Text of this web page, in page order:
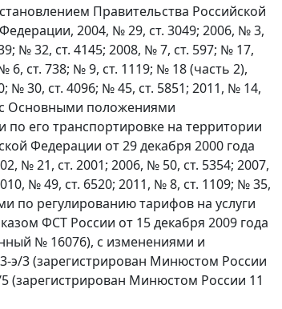
Правительства Российской
2004, № 29, ст. 3049; 2006, № 3,
№ 32, ст. 4145; 2008, № 7, ст. 597; № 17,
6, ст. 738; № 9, ст. 1119; № 18 (часть 2),
№ 30, ст. 4096; № 45, ст. 5851; 2011, № 14,
с Основными положениями
по его транспортировке на территории
Федерации от 29 декабря 2000 года
№ 21, ст. 2001; 2006, № 50, ст. 5354; 2007,
№ 49, ст. 6520; 2011, № 8, ст. 1109; № 35,
по регулированию тарифов на услуги
ФСТ России от 15 декабря 2009 года
№ 16076), с изменениями и
э/3 (зарегистрирован Минюстом России
(зарегистрирован Минюстом России 11